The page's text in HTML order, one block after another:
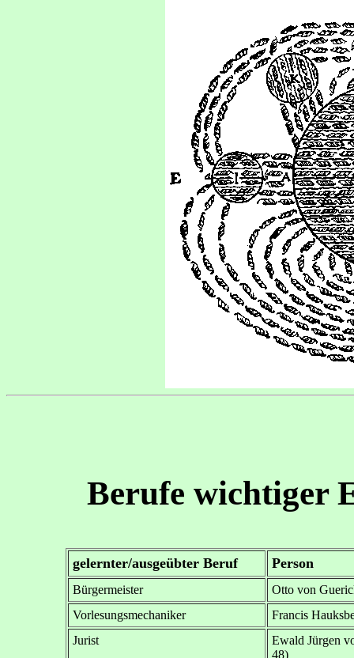
Berufe wichtiger
gelernter/ausgeübter Beruf Person
Bürgermeister
Otto von
Vorlesungsmechaniker
Francis
Jurist
Ewald Jürgen
48)